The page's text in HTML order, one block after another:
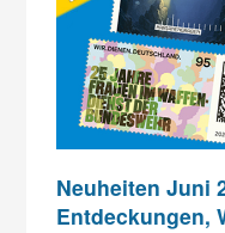
Neuheiten Juni
Entdeckungen,